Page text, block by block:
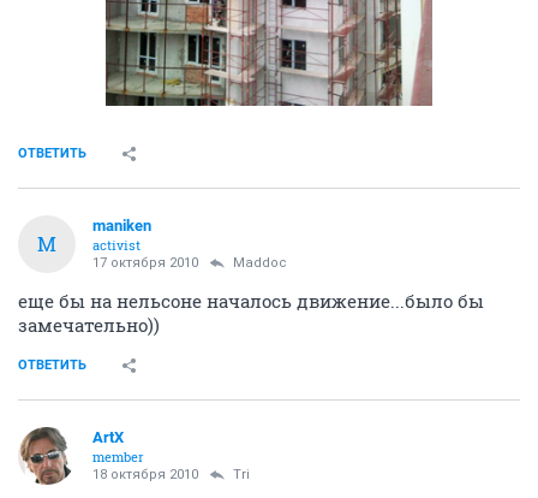
ОТВЕТИТЬ
M
maniken
activist
17 октября 2010 Maddoc
еще бы на нельсоне началось движение...было бы
замечательно))
ОТВЕТИТЬ
ArtX
member
18 октября 2010 Tri